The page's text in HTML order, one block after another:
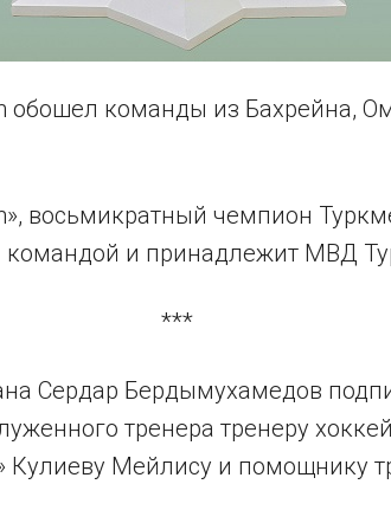
обошел команды из Бахрейна,
восьмикратный чемпион
и принадлежит МВД
***
Сердар Бердымухамедов
тренера тренеру
Кулиеву Мейлису и помощнику